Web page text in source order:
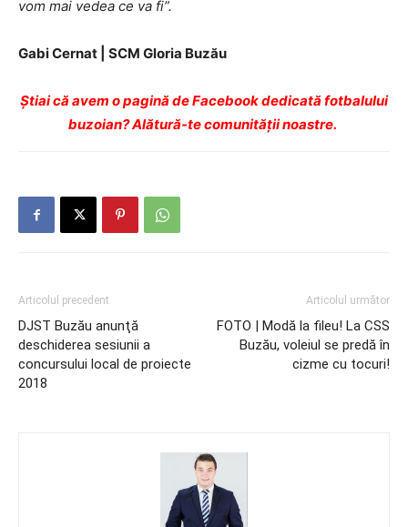
vom mai vedea ce va fi”.
Gabi Cernat | SCM Gloria Buzău
Ştiai că avem o pagină de Facebook dedicată fotbalului
buzoian? Alătură-te comunității noastre.
Articolul precedent
DJST Buzău anunţă
deschiderea sesiunii a
concursului local de proiecte
2018
Articolul următor
FOTO | Modă la fileu! La CSS
Buzău, voleiul se predă în
cizme cu tocuri!